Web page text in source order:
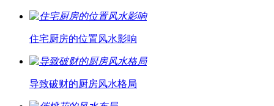
住宅厨房的位置风水影响
导致破财的厨房风水格局